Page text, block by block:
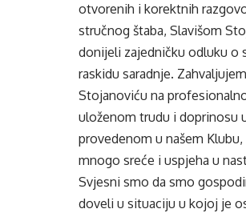
otvorenih i korektnih
stručnog štaba, Slavišom
donijeli zajedničku odluku o
raskidu saradnje.
Stojanoviću na
uloženom trudu i doprinosu
provedenom u našem
mnogo sreće i uspjeha u
Svjesni smo da smo
doveli u situaciju u kojoj je